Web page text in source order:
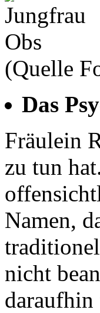
(Quelle
Das
Fräulein
zu tun
Namen,
nicht
daraufhin